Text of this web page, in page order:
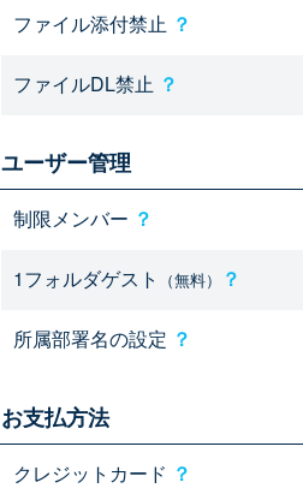
ファイル添付禁止 ？
ファイルDL禁止 ？
ユーザー管理
制限メンバー ？
1フォルダゲスト （無料） ？
所属部署名の設定 ？
お支払方法
クレジットカード ？